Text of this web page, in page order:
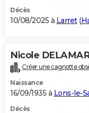
Décès
10/08/2025 à Larret(
Nicole
Créer une cagnotte
Naissance
16/09/1935 à Lons-le-
Décès